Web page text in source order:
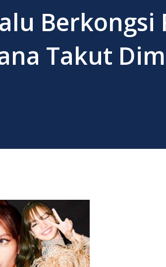
Berkongsi
Takut